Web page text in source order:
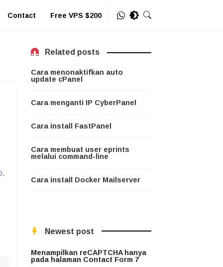
Contact Free VPS $200
.
Related posts
Cara menonaktifkan auto
update cPanel
Cara menganti IP CyberPanel
Cara install FastPanel
Cara membuat user eprints
melalui command-line
Cara install Docker Mailserver
Newest post
Menampilkan reCAPTCHA hanya
pada halaman Contact Form 7